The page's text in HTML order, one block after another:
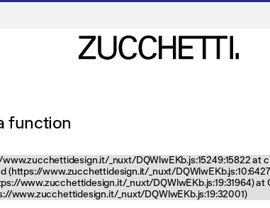
function
_nuxt/DQWlwEKb.js:15249:15822 at
www.zucchettidesign.it/_nuxt/
www.zucchettidesign.it/_nuxt/DQWlwEKb.js:19:31964)
www.zucchettidesign.it/_nuxt/DQWlwEKb.js:19:32001)